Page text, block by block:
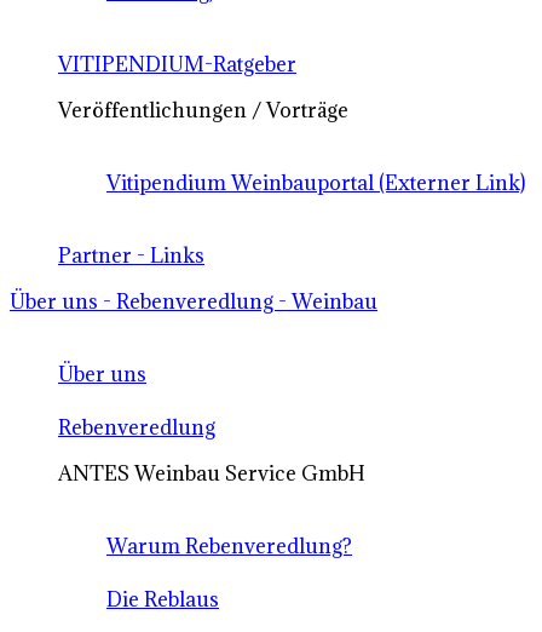
VITIPENDIUM-Ratgeber
Veröffentlichungen / Vorträge
Vitipendium Weinbauportal (Externer Link)
Partner - Links
Über uns - Rebenveredlung - Weinbau
Über uns
Rebenveredlung
ANTES Weinbau Service GmbH
Warum Rebenveredlung?
Die Reblaus